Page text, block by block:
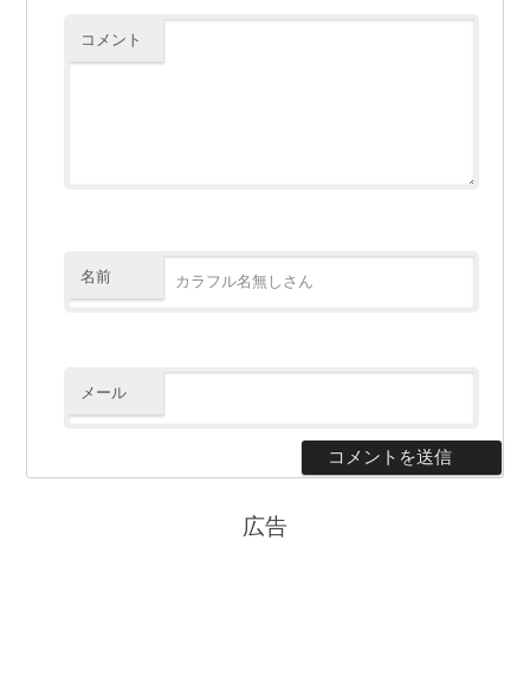
コメント
名前
メール
広告